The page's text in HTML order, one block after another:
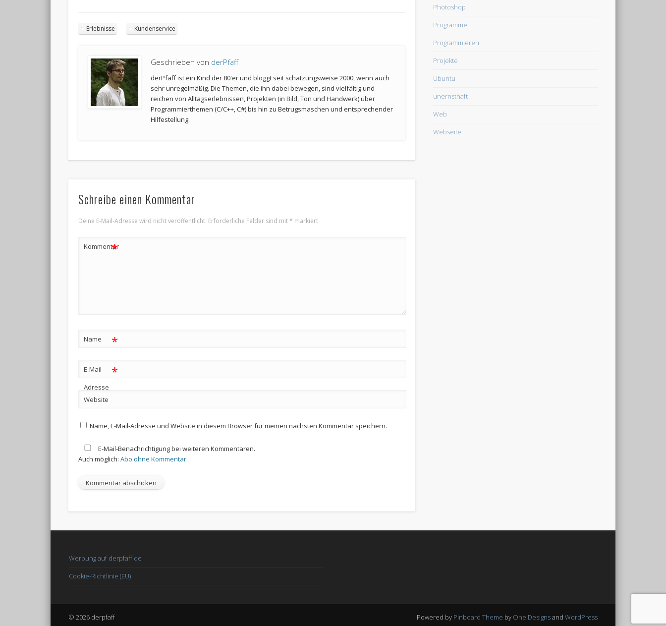
Erlebnisse Kundenservice
Geschrieben von derPfaff
derPfaff ist ein Kind der 80'er und bloggt seit schätzungsweise 2000, wenn auch
sehr unregelmäßig. Die Themen, die ihn dabei bewegen, sind vielfältig und
reichen von Alltagserlebnissen, Projekten (in Bild, Ton und Handwerk) über
Programmierthemen (C/C++, C#) bis hin zu Betrugsmaschen und entsprechender
Hilfestellung.
Schreibe einen Kommentar
Deine E-Mail-Adresse wird nicht veröffentlicht. Erforderliche Felder sind mit* markiert
Kommentar
*
Name *
E-Mail-
Adresse
*
Website
Name, E-Mail-Adresse und Website in diesem Browser für meinen nächsten Kommentar speichern.
E-Mail-Benachrichtigung bei weiteren Kommentaren.
Auch möglich:Abo ohne Kommentar.
Photoshop
Programme
Programmieren
Projekte
Ubuntu
unernsthaft
Web
Webseite
Werbung auf derpfaff.de
Cookie-Richtlinie (EU)
© 2026 derpfaff Powered by Pinboard Theme by One Designsand WordPress